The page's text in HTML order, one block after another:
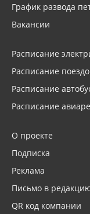
График развода
Вакансии
Расписание
Расписание
Расписание
Расписание
О проекте
Подписка
Реклама
Письмо в
QR код компании